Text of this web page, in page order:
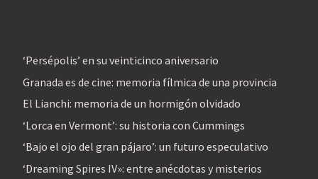
‘Persépolis’ en su veinticinco aniversario
Granada es de cine: memoria fílmica de una provincia
El Lianchi: memoria de un hormigón olvidado
‘Lorca en Vermont’: su historia con Cummings
‘Bajo el ojo del gran pájaro’: un futuro especulativo
‘Dreaming Spires IV»: entre anécdotas y misterios